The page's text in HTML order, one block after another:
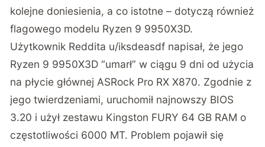
kolejne doniesienia, a co istotne – dotyczą również
flagowego modelu Ryzen 9 9950X3D.
Użytkownik Reddita u/iksdeasdf napisał, że jego
Ryzen 9 9950X3D “umarł” w ciągu 9 dni od użycia
na płycie głównej ASRock Pro RX X870. Zgodnie z
jego twierdzeniami, uruchomił najnowszy BIOS
3.20 i użył zestawu Kingston FURY 64 GB RAM o
częstotliwości 6000 MT. Problem pojawił się